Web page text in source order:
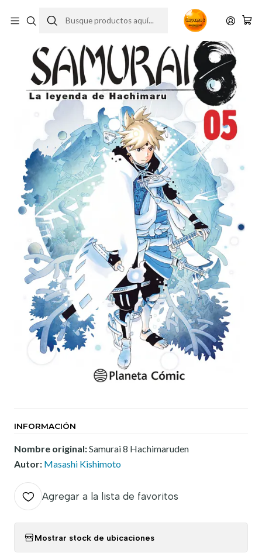
INFORMACIÓN
Nombre original:Samurai 8 Hachimaruden
Autor: Masashi Kishimoto
Agregar a la lista de favoritos
Mostrar stock de ubicaciones